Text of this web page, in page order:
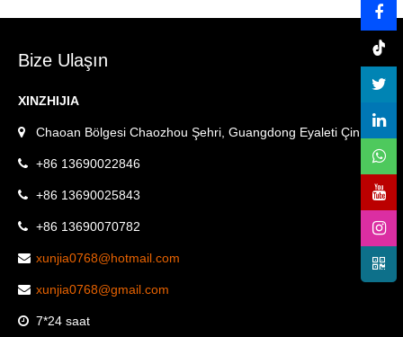
Bize Ulaşın
XINZHIJIA
Chaoan Bölgesi Chaozhou Şehri, Guangdong Eyaleti Çin.
+86 13690022846
+86 13690025843
+86 13690070782
xunjia0768@hotmail.com
xunjia0768@gmail.com
7*24 saat